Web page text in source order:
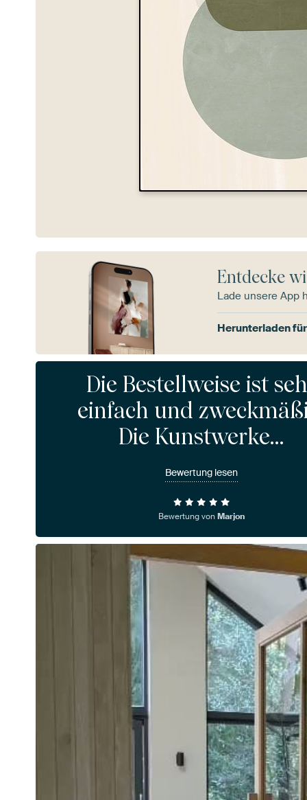
Entdecke
Lade unsere App
Herunterladen für
Die Bestellweise ist sehr
einfach und
Die Kunstwerke…
Bewertung lesen
Bewertung vonMarjon